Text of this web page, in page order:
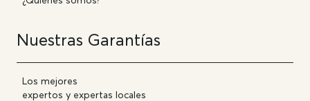
Nuestras Garantías
Los mejores
expertos y expertas locales